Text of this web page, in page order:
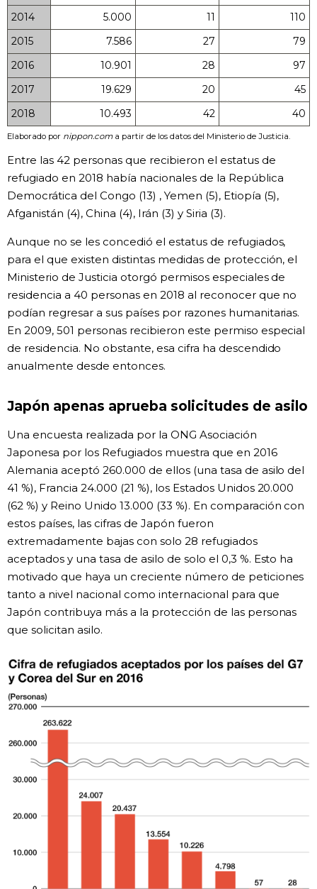
2014
5.000 11
110
2015
7.586 27
79
2016
10.901 28
97
2017
19.629 20
45
2018
10.493 42 40
Elaborado por nippon.coma partir de los datos del Ministerio de Justicia.
Entre las 42 personas que recibieron el estatus de
refugiado en 2018 había nacionales de la República
Democrática del Congo (13) , Yemen (5), Etiopía (5),
Afganistán (4), China (4), Irán (3) y Siria (3).
Aunque no se les concedió el estatus de refugiados,
para el que existen distintas medidas de protección, el
Ministerio de Justicia otorgó permisos especiales de
residencia a 40 personas en 2018 al reconocer que no
podían regresar a sus países por razones humanitarias.
En 2009, 501 personas recibieron este permiso especial
de residencia. No obstante, esa cifra ha descendido
anualmente desde entonces.
Japón apenas aprueba solicitudes de asilo
Una encuesta realizada por la ONG Asociación
Japonesa por los Refugiados muestra que en 2016
Alemania aceptó 260.000 de ellos (una tasa de asilo del
41 %), Francia 24.000 (21 %), los Estados Unidos 20.000
(62 %) y Reino Unido 13.000 (33 %). En comparación con
estos países, las cifras de Japón fueron
extremadamente bajas con solo 28 refugiados
aceptados y una tasa de asilo de solo el 0,3 %. Esto ha
motivado que haya un creciente número de peticiones
tanto a nivel nacional como internacional para que
Japón contribuya más a la protección de las personas
que solicitan asilo.